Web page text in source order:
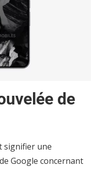
de
signifier une
Google concernant